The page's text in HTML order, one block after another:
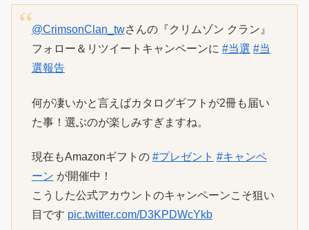
@CrimsonClan_twさんの『クリムゾン クラン』
フォロー＆リツイートキャンペーンに #当選 #当
選報告
何が凄いかと言えばカタログギフトが2冊も届い
た事！選ぶのが楽しみすぎますね。
現在もAmazonギフトの #プレゼント #キャンペ
ーン が開催中！
こうした公式アカウントのキャンペーンこそ狙い
目です pic.twitter.com/D3KPDWcYkb